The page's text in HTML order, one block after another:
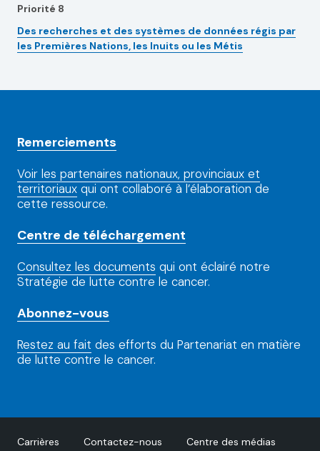
Priorité 8
Des recherches et des systèmes de données régis par
les Premières Nations, les Inuits ou les Métis
Remerciements
Voir les partenaires nationaux, provinciaux et
territoriaux qui ont collaboré à l’élaboration de
cette ressource.
Centre de téléchargement
Consultez les documents qui ont éclairé notre
Stratégie de lutte contre le cancer.
Abonnez-vous
Restez au fait des efforts du Partenariat en matière
de lutte contre le cancer.
Carrières Contactez-nous
Centre des médias